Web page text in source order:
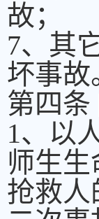
故；
7、其
坏事故
第四
1、以
师生
抢救人